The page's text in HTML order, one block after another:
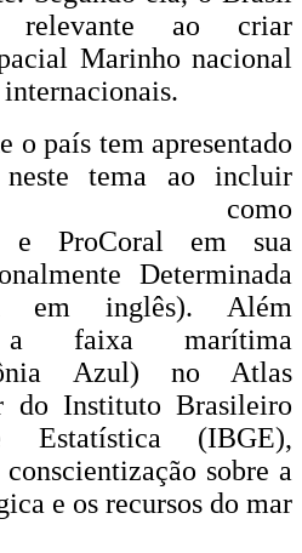
ao criar
Marinho nacional
o país tem apresentado
neste tema ao incluir
como
e ProCoral em sua
Determinada
em inglês). Além
faixa marítima
Azul) no Atlas
do Instituto Brasileiro
(IBGE),
sobre a
e os recursos do mar